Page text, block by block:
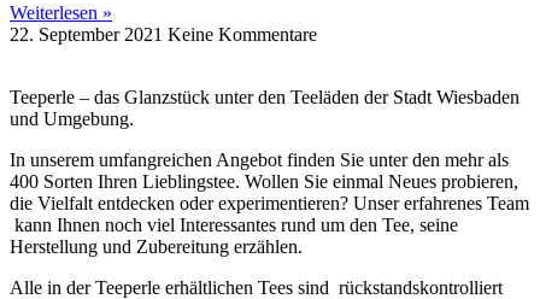
Weiterlesen »
22. September 2021 Keine Kommentare
Teeperle – das Glanzstück unter den Teeläden der Stadt Wiesbaden
und Umgebung.
In unserem umfangreichen Angebot finden Sie unter den mehr als
400 Sorten Ihren Lieblingstee. Wollen Sie einmal Neues probieren,
die Vielfalt entdecken oder experimentieren? Unser erfahrenes Team
kann Ihnen noch viel Interessantes rund um den Tee, seine
Herstellung und Zubereitung erzählen.
Alle in der Teeperle erhältlichen Tees sind rückstandskontrolliert